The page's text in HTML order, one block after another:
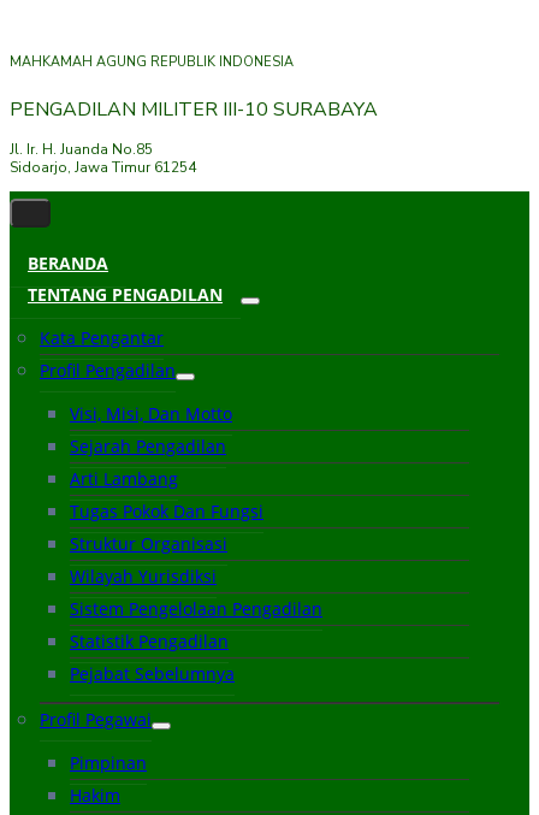
MAHKAMAH AGUNG REPUBLIK INDONESIA
PENGADILAN MILITER III-10 SURABAYA
Jl. Ir. H. Juanda No.85
Sidoarjo, Jawa Timur 61254
BERANDA
TENTANG PENGADILAN
Kata Pengantar
Profil Pengadilan
Visi, Misi, Dan Motto
Sejarah Pengadilan
Arti Lambang
Tugas Pokok Dan Fungsi
Struktur Organisasi
Wilayah Yurisdiksi
Sistem Pengelolaan Pengadilan
Statistik Pengadilan
Pejabat Sebelumnya
Profil Pegawai
Pimpinan
Hakim